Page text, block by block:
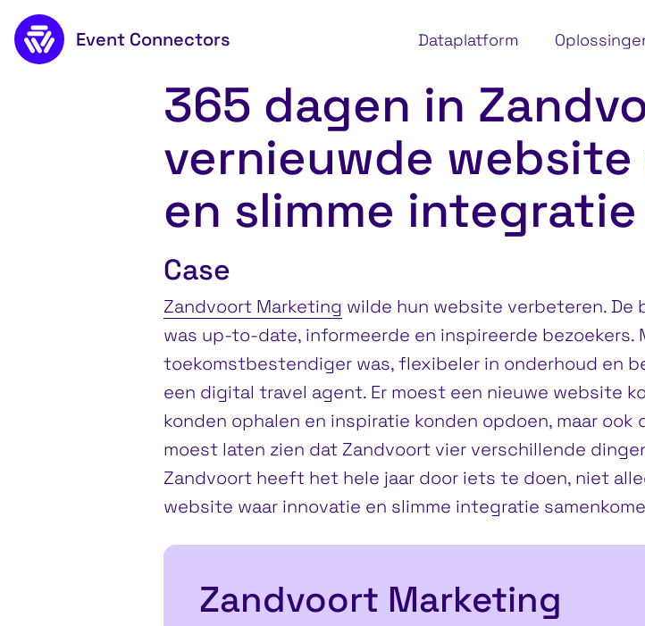
Naar de inhoud
Event Connectors
Dataplatform
365 dagen in Zandvoort:
365 dagen in
vernieuwde
en slimme
Case
Zandvoort Marketing wilde hun website verbeteren.
was up-to-date, informeerde en inspireerde bezoekers.
toekomstbestendiger was, flexibeler in onderhoud en
een digital travel agent. Er moest een nieuwe website
konden ophalen en inspiratie konden opdoen, maar
moest laten zien dat Zandvoort vier verschillende
Zandvoort heeft het hele jaar door iets te doen, niet
website waar innovatie en slimme integratie
Zandvoort Marketing